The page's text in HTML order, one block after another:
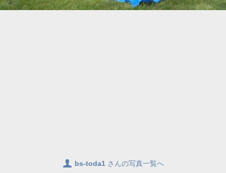
👤 bs-toda1 さんの写真一覧へ